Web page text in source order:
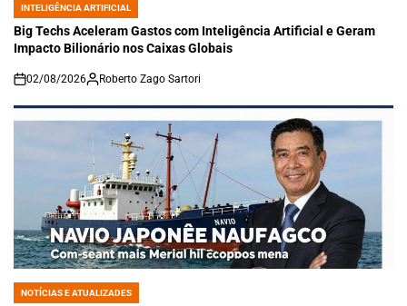
POSTED
IN
INTELIGÊNCIA ARTIFICIAL
Big Techs Aceleram Gastos com Inteligência Artificial e Geram
Impacto Bilionário nos Caixas Globais
on
02/08/2026 Roberto Zago Sartori
POSTED
NOTÍCIAS E ATUALIZADES